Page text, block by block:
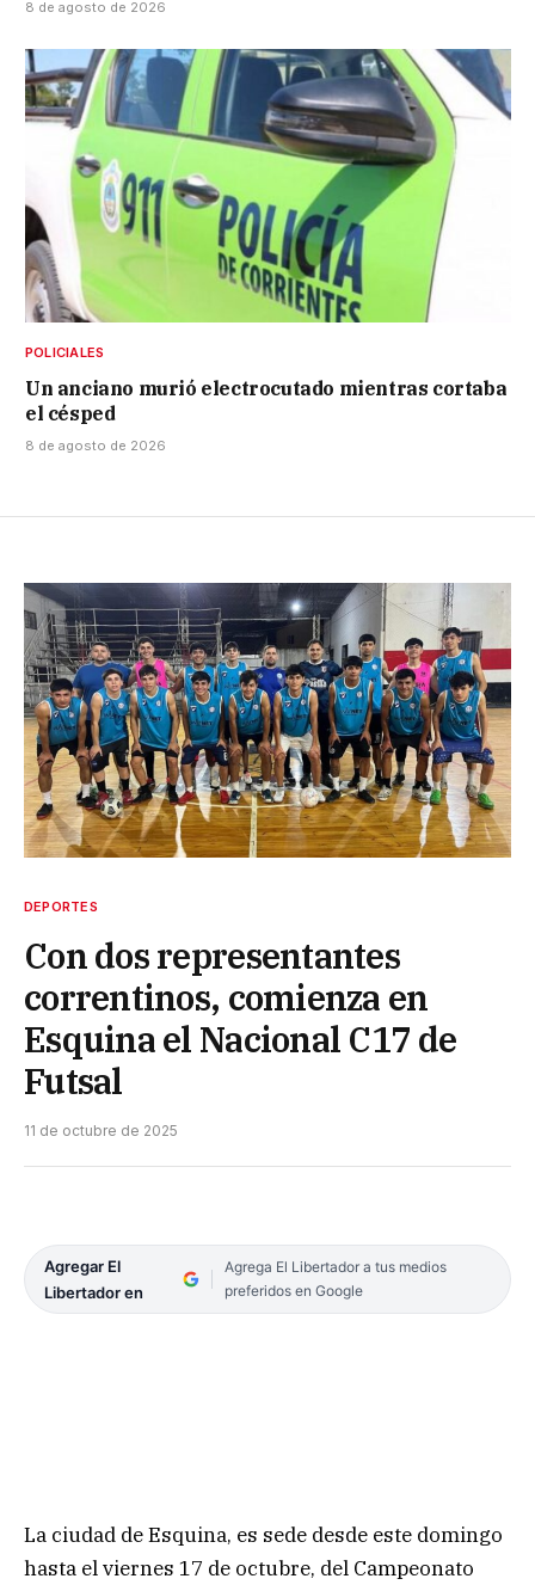
8 de agosto de 2026
POLICIALES
Un anciano murió electrocutado mientras cortaba
el césped
8 de agosto de 2026
DEPORTES
Con dos representantes
correntinos, comienza en
Esquina el Nacional C17 de
Futsal
11 de octubre de 2025
Agregar El
Libertador en
Agrega El Libertador a tus medios
preferidos en Google
La ciudad de Esquina, es sede desde este domingo
hasta el viernes 17 de octubre, del Campeonato